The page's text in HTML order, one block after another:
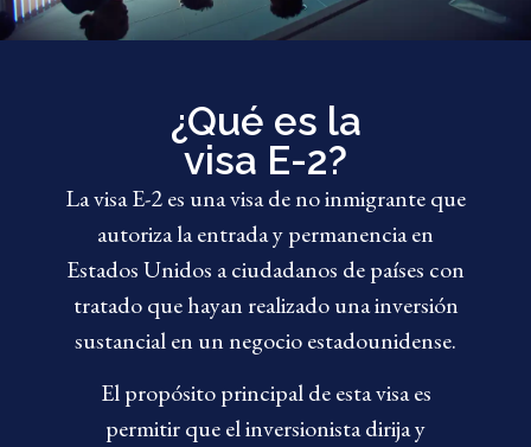
¿Qué es la
visa E-2?
La visa E-2 es una visa de no inmigrante que
autoriza la entrada y permanencia en
Estados Unidos a ciudadanos de países con
tratado que hayan realizado una inversión
sustancial en un negocio estadounidense.
El propósito principal de esta visa es
permitir que el inversionista dirija y